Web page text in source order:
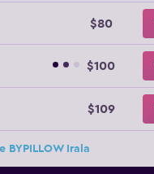
$80
$100
$109
BYPILLOW Irala